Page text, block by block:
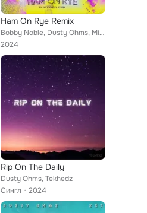
Ham On Rye Remix
Bobby Noble, Dusty Ohms, Millennium Jazz Music
2024
Rip On The Daily
Dusty Ohms, Tekhedz
Сингл
2024